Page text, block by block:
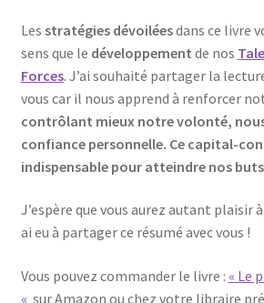
Les stratégies dévoiléesdans ce livre
sens que le développement de nos
Forces. J’ai souhaité partager la
vous car il nous apprend à renforcer
contrôlant mieux notre volonté,
confiance personnelle. Ce capital-
indispensable pour atteindre nos
J’espère que vous aurez autant plaisir
ai eu à partager ce résumé avec vous !
Vous pouvez commander le livre : « Le
« sur Amazon ou chez votre libraire